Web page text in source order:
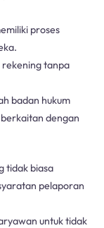
proses
rekening tanpa
badan hukum
dengan
tidak biasa
pelaporan
untuk tidak